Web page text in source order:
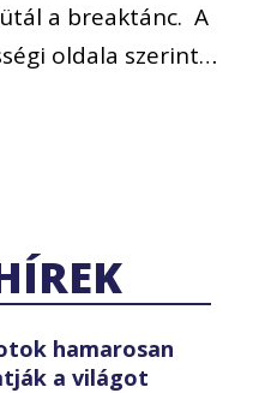
a breaktánc. A
oldala szerint…
hamarosan
a világot